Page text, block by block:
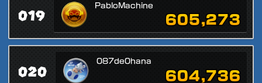
019
PabloMachine
605,273
020
087de0hana
604,736